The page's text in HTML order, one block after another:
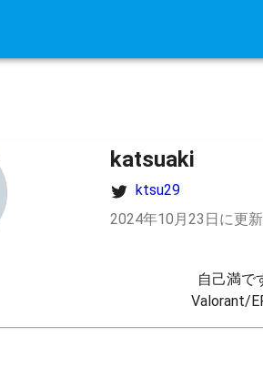
katsuaki
ktsu29
2024年10月23日に更新
自己満で
Valorant/